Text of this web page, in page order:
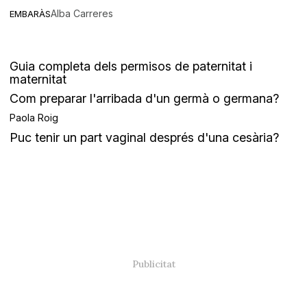
EMBARÀSAlba Carreres
Guia completa dels permisos de paternitat i
maternitat
Com preparar l'arribada d'un germà o germana?
Paola Roig
Puc tenir un part vaginal després d'una cesària?